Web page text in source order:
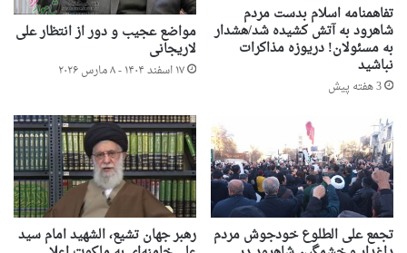
تفاهمنامه اسلام بدست مردم
شاهرود به آتش کشیده شد/هشدار
به مسئولان! دریوزه مذاکرات
نباشید
3 هفته پیش
مواضع عجیب و دور از انتظار علی
لاریجانی
۱۷ اسفند ۱۴۰۴ - ۸ مارس ۲۰۲۶
تجمع علی الطلوع خودجوش مردم رهبر جهان تشیع، الشهید امام سید